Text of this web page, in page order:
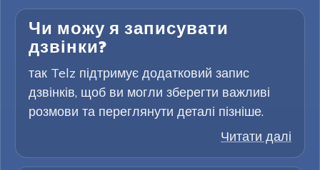
Чи можу я записувати
дзвінки?
так Telz підтримує додатковий запис
дзвінків, щоб ви могли зберегти важливі
розмови та переглянути деталі пізніше.
Читати далі